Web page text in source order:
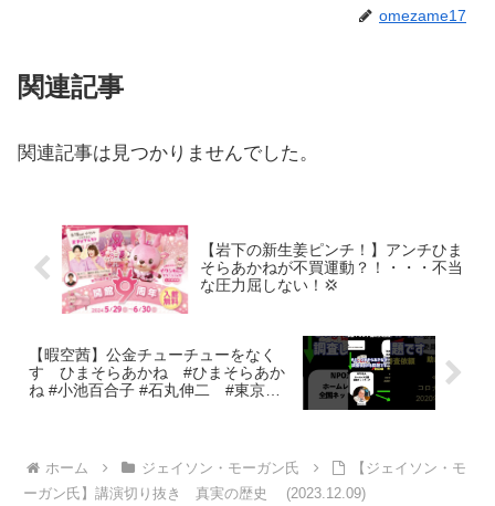
omezame17
関連記事
関連記事は見つかりませんでした。
【岩下の新生姜ピンチ！】アンチひま
そらあかねが不買運動？！・・・不当
な圧力屈しない！💢
【暇空茜】公金チューチューをなく
す ひまそらあかね #ひまそらあか
ね #小池百合子 #石丸伸二 #東京都
ホーム ジェイソン・モーガン氏
【ジェイソン・モ
ーガン氏】講演切り抜き 真実の歴史 (2023.12.09)